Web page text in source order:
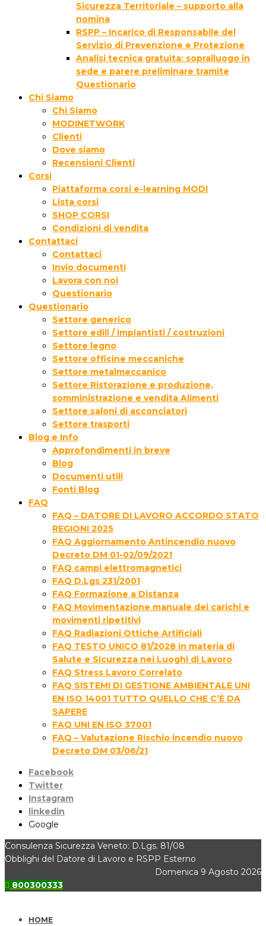
Sicurezza Territoriale – supporto alla
nomina
RSPP – Incarico di Responsabile del
Servizio di Prevenzione e Protezione
Analisi tecnica gratuita: sopralluogo in
sede e parere preliminare tramite
Questionario
Chi Siamo
Chi Siamo
MODINETWORK
Clienti
Dove siamo
Recensioni Clienti
Corsi
Piattaforma corsi e-learning MODI
Lista corsi
SHOP CORSI
Condizioni di vendita
Contattaci
Contattaci
Invio documenti
Lavora con noi
Questionario
Questionario
Settore generico
Settore edili / impiantisti / costruzioni
Settore legno
Settore officine meccaniche
Settore metalmeccanico
Settore Ristorazione e produzione,
somministrazione e vendita Alimenti
Settore saloni di acconciatori
Settore trasporti
Blog e Info
Approfondimenti in breve
Blog
Documenti utili
Fonti Blog
FAQ
FAQ – DATORE DI LAVORO ACCORDO STATO
REGIONI 2025
FAQ Aggiornamento Antincendio nuovo
Decreto DM 01-02/09/2021
FAQ campi elettromagnetici
FAQ D.Lgs 231/2001
FAQ Formazione a Distanza
FAQ Movimentazione manuale dei carichi e
movimenti ripetitivi
FAQ Radiazioni Ottiche Artificiali
FAQ TESTO UNICO 81/2028 in materia di
Salute e Sicurezza nei Luoghi di Lavoro
FAQ Stress Lavoro Correlato
FAQ SISTEMI DI GESTIONE AMBIENTALE UNI
EN ISO 14001 TUTTO QUELLO CHE C’È DA
SAPERE
FAQ UNI EN ISO 37001
FAQ – Valutazione Rischio incendio nuovo
Decreto DM 03/06/21
Facebook
Twitter
Instagram
linkedin
Google
Consulenza Sicurezza Veneto: D.Lgs. 81/08
Obblighi del Datore di Lavoro e RSPP Esterno
Domenica 9 Agosto 2026
800300333
HOME